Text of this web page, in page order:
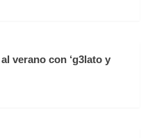
verano con ‘g3lato y